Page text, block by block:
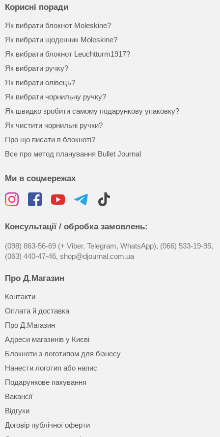
Корисні поради
Як вибрати блокнот Moleskine?
Як вибрати щоденник Moleskine?
Як вибрати блокнот Leuchtturm1917?
Як вибрати ручку?
Як вибрати олівець?
Як вибрати чорнильну ручку?
Як швидко зробити самому подарункову упаковку?
Як чистити чорнильні ручки?
Про що писати в блокноті?
Все про метод планування Bullet Journal
Ми в соцмережах
Консультації / обробка замовлень:
(098) 863-56-69 (+ Viber, Telegram, WhatsApp), (066) 533-19-95,
(063) 440-47-46, shop@djournal.com.ua
Про Д.Магазин
Контакти
Оплата й доставка
Про Д.Магазин
Адреси магазинів у Києві
Блокноти з логотипом для бізнесу
Нанести логотип або напис
Подарункове пакування
Вакансії
Відгуки
Договір публічної оферти